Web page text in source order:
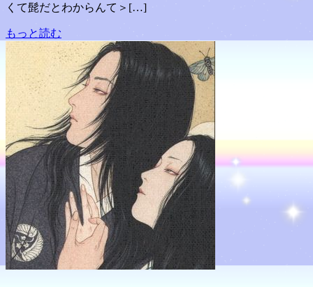
くて髭だとわからんて＞[…]
もっと読む